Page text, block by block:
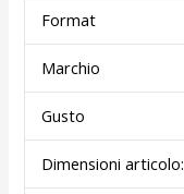
Format
Marchio
Gusto
Dimensioni